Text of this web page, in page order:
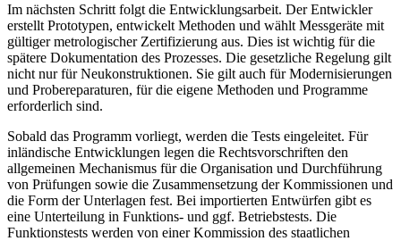
Im nächsten Schritt folgt die Entwicklungsarbeit. Der Entwickler
erstellt Prototypen, entwickelt Methoden und wählt Messgeräte mit
gültiger metrologischer Zertifizierung aus. Dies ist wichtig für die
spätere Dokumentation des Prozesses. Die gesetzliche Regelung gilt
nicht nur für Neukonstruktionen. Sie gilt auch für Modernisierungen
und Probereparaturen, für die eigene Methoden und Programme
erforderlich sind.
Sobald das Programm vorliegt, werden die Tests eingeleitet. Für
inländische Entwicklungen legen die Rechtsvorschriften den
allgemeinen Mechanismus für die Organisation und Durchführung
von Prüfungen sowie die Zusammensetzung der Kommissionen und
die Form der Unterlagen fest. Bei importierten Entwürfen gibt es
eine Unterteilung in Funktions- und ggf. Betriebstests. Die
Funktionstests werden von einer Kommission des staatlichen